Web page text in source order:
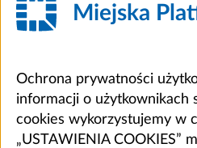
Miejska
Ochrona prywatności
informacji o użytkownikach
cookies wykorzystujemy w
„USTAWIENIA COOKIES”